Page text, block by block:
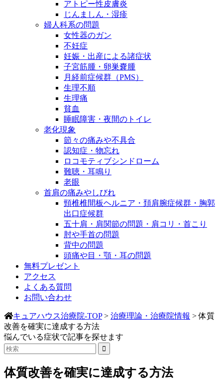
アトピー性皮膚炎
じんましん・湿疹
婦人科系の問題
女性器のガン
不妊症
妊娠・出産による諸症状
子宮筋腫・卵巣嚢腫
月経前症候群（PMS）
生理不順
生理痛
貧血
睡眠障害・夜間のトイレ
老化現象
節々の痛みや不具合
認知症・物忘れ
ロコモティブシンドローム
難聴・耳鳴り
老眼
首肩の痛みやしびれ
頸椎椎間板ヘルニア・頚肩腕症候群・胸郭
出口症候群
五十肩・肩関節の問題・肩コリ・首こり
肘や手首の問題
背中の問題
頭痛や目・顎・耳の問題
無料プレゼント
アクセス
よくある質問
お問い合わせ
キュアハウス治療院-TOP> 治療理論・治療院情報 >体質
改善を確実に達成する方法
悩んでいる症状で記事を探せます
体質改善を確実に達成する方法